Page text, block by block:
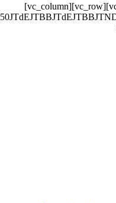
[/vc_column_text][/vc_column][/vc_row][vc_row][vc_column]